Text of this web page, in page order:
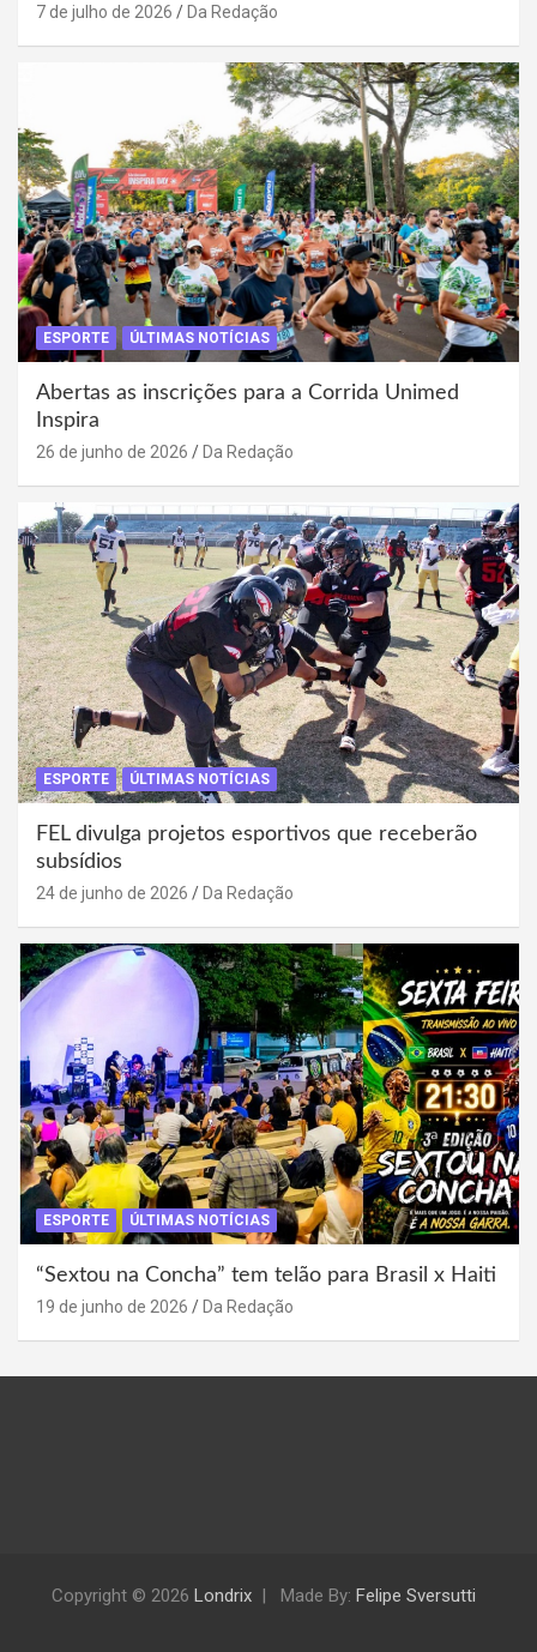
7 de julho de 2026 Da Redação
ESPORTE ÚLTIMAS NOTÍCIAS
Abertas as inscrições para a Corrida Unimed
Inspira
26 de junho de 2026 Da Redação
ESPORTE ÚLTIMAS NOTÍCIAS
FEL divulga projetos esportivos que receberão
subsídios
24 de junho de 2026 Da Redação
ESPORTE ÚLTIMAS NOTÍCIAS
“Sextou na Concha” tem telão para Brasil x Haiti
19 de junho de 2026 Da Redação
Copyright © 2026 Londrix Made By: Felipe Sversutti